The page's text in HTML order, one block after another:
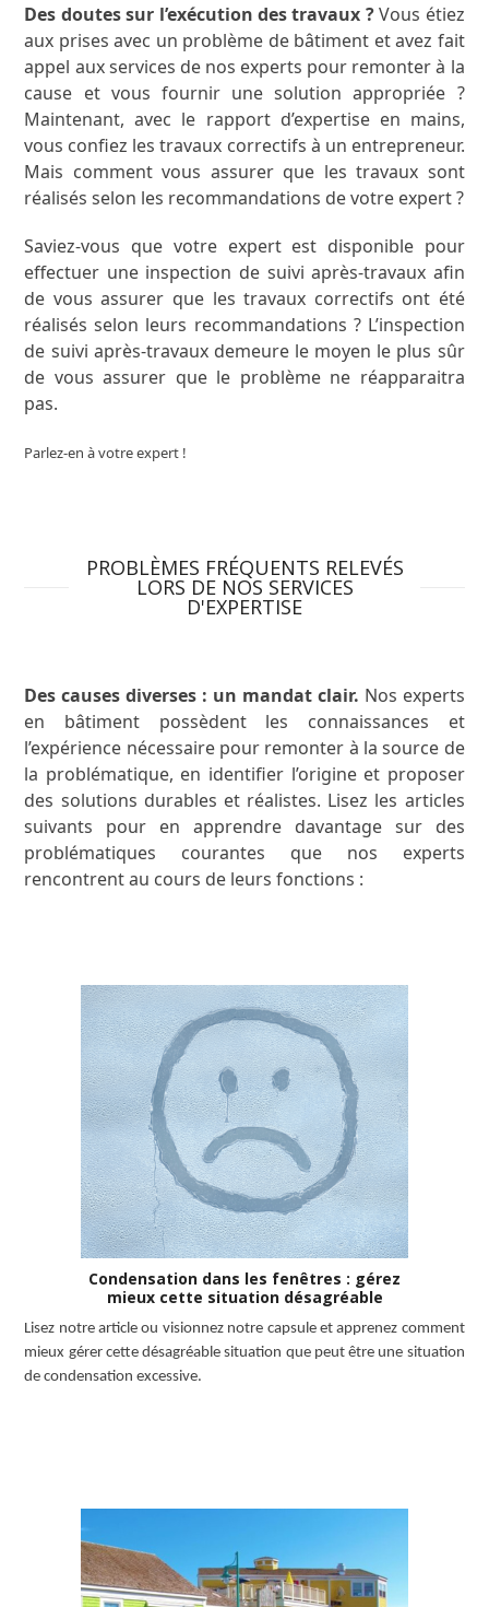
Des doutes sur l’exécution des travaux ?Vous étiez
aux prises avec un problème de bâtiment et avez fait
appel aux services de nos experts pour remonter à la
cause et vous fournir une solution appropriée ?
Maintenant, avec le rapport d’expertise en mains,
vous confiez les travaux correctifs à un entrepreneur.
Mais comment vous assurer que les travaux sont
réalisés selon les recommandations de votre expert ?
Saviez-vous que votre expert est disponible pour
effectuer une inspection de suivi après-travaux afin
de vous assurer que les travaux correctifs ont été
réalisés selon leurs recommandations ? L’inspection
de suivi après-travaux demeure le moyen le plus sûr
de vous assurer que le problème ne réapparaitra
pas.
Parlez-en à votre expert !
PROBLÈMES FRÉQUENTS RELEVÉS
LORS DE NOS SERVICES
D'EXPERTISE
Des causes diverses : un mandat clair. Nos experts
en bâtiment possèdent les connaissances et
l’expérience nécessaire pour remonter à la source de
la problématique, en identifier l’origine et proposer
des solutions durables et réalistes. Lisez les articles
suivants pour en apprendre davantage sur des
problématiques courantes que nos experts
rencontrent au cours de leurs fonctions :
Condensation dans les fenêtres : gérez
mieux cette situation désagréable
Lisez notre article ou visionnez notre capsule et apprenez comment
mieux gérer cette désagréable situation que peut être une situation
de condensation excessive.